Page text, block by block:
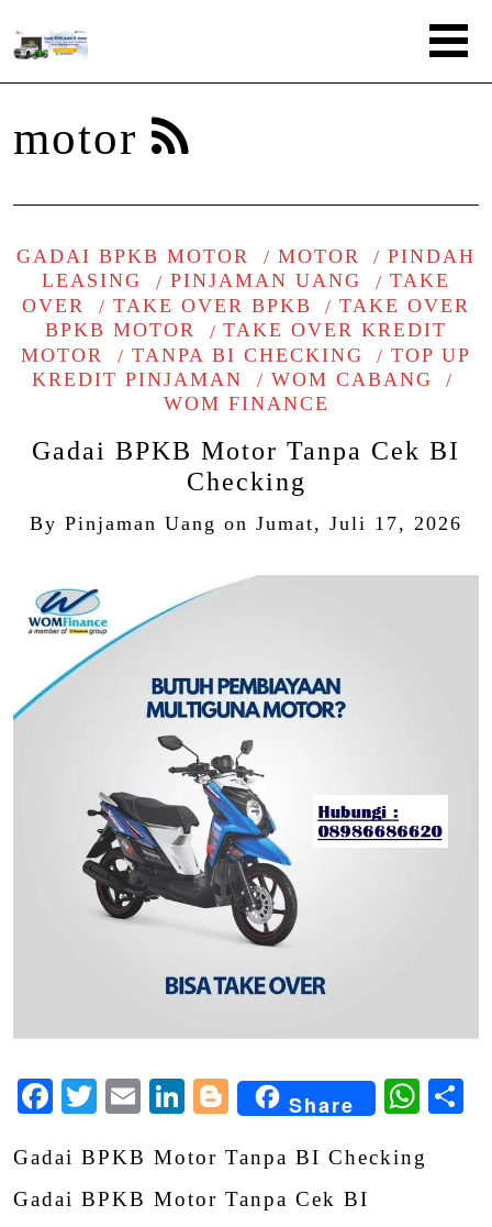
motor
GADAI BPKB MOTOR MOTOR
PINDAH
LEASING
PINJAMAN UANG
TAKE
OVER
TAKE OVER BPKB
TAKE OVER
BPKB MOTOR
TAKE OVER KREDIT
MOTOR
TANPA BI CHECKING
TOP UP
KREDIT PINJAMAN
WOM CABANG
WOM FINANCE
Gadai BPKB Motor Tanpa Cek BI
Checking
By Pinjaman Uang on Jumat, Juli 17, 2026
Facebook
Twitter
EmailLinkedIn
Blogger
Share
Gadai BPKB Motor Tanpa BI Checking
Gadai BPKB Motor Tanpa Cek BI